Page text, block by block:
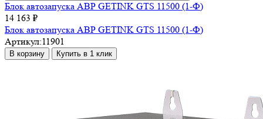
Блок автозапуска АВР GETINK GTS 11500 (1-Ф)
14 163 ₽
Блок автозапуска АВР GETINK GTS 11500 (1-Ф)
Артикул:11901
В корзину Купить в 1 клик